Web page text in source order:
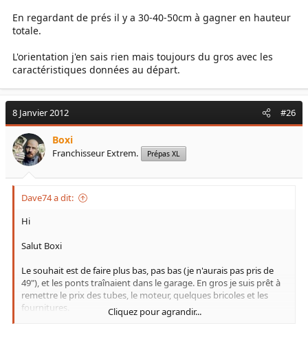
En regardant de prés il y a 30-40-50cm à gagner en hauteur
totale.
L'orientation j'en sais rien mais toujours du gros avec les
caractéristiques données au départ.
8 Janvier 2012 #26
Boxi
Franchisseur Extrem. Prépas XL
Dave74 a dit:
Hi
Salut Boxi
Le souhait est de faire plus bas, pas bas (je n'aurais pas pris de
49"), et les ponts traînaient dans le garage. En gros je suis prêt à
remettre le prix des tubes, le moteur, quelques bricoles et les
fournitures.
Cliquez pour agrandir...